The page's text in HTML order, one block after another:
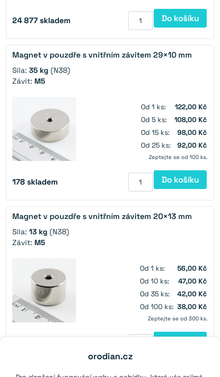
orodian.cz
24 877skladem Do košíku
Magnet v pouzdře s vnitřním závitem 29×10 mm
Síla: 35 kg (N38)
Závit: M5
Od 1 ks:
122,00 Kč
Od 5 ks:
108,00 Kč
Od 15 ks:
98,00 Kč
Od 25 ks:
92,00 Kč
Zeptejte se od 100 ks.
178skladem Do košíku
Magnet v pouzdře s vnitřním závitem 20×13 mm
Síla: 13 kg (N38)
Závit: M5
Od 1 ks:
56,00 Kč
Od 10 ks:
47,00 Kč
Od 35 ks:
42,00 Kč
Od 100 ks: 38,00 Kč
Zeptejte se od 300 ks.